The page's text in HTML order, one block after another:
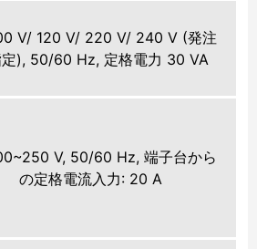
V/ 120 V/ 220 V/ 240 V (発注
定), 50/60 Hz, 定格電力 30 VA
V, 50/60 Hz, 端子台から
の定格電流入力: 20 A